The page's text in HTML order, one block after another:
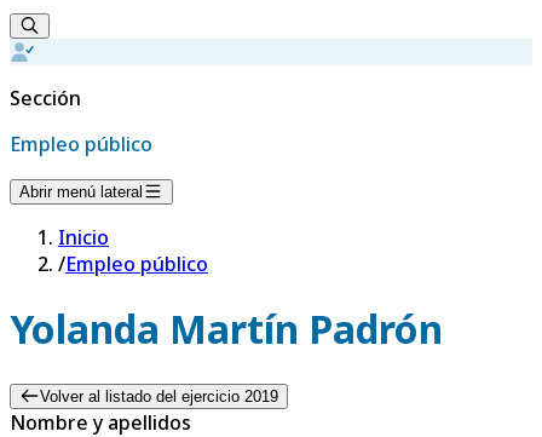
Sección
Empleo público
Abrir menú lateral
Inicio
/Empleo público
Yolanda Martín Padrón
Volver al listado del ejercicio 2019
Nombre y apellidos